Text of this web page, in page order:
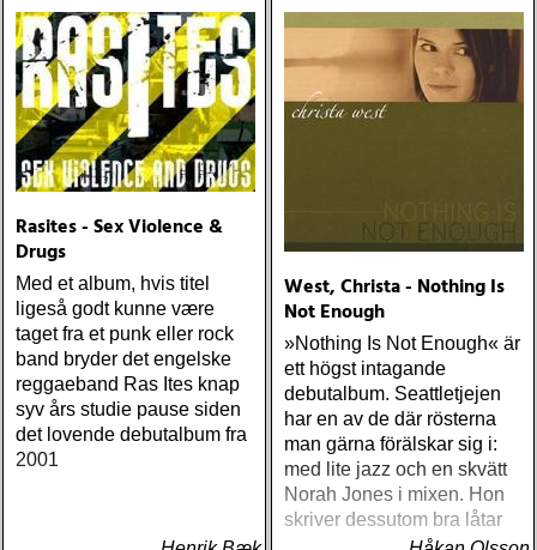
Rasites - Sex Violence &
Drugs
Med et album, hvis titel
ligeså godt kunne være
taget fra et punk eller rock
band bryder det engelske
reggaeband Ras Ites knap
syv års studie pause siden
det lovende debutalbum fra
2001
West, Christa - Nothing Is
Not Enough
»Nothing Is Not Enough« är
ett högst intagande
debutalbum. Seattletjejen
har en av de där rösterna
man gärna förälskar sig i:
med lite jazz och en skvätt
Norah Jones i mixen. Hon
skriver dessutom bra låtar